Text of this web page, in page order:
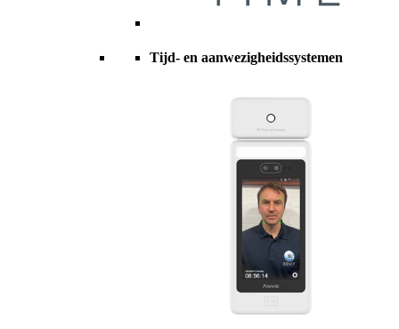
Tijd- en aanwezigheidssystemen